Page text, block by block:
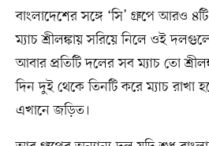
বাংলাদেশের সঙ্গে ‘সি’ গ্রুপে আরও
ম্যাচ শ্রীলঙ্কায় সরিয়ে নিলে ওই
আবার প্রতিটি দলের সব ম্যাচ তো
দিন দুই থেকে তিনটি করে ম্যাচ রাখা
এখানে জড়িত।